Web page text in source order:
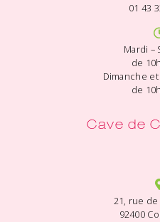
01 43
Mardi –
de
Dimanche
de
Cave de
21, rue
92400